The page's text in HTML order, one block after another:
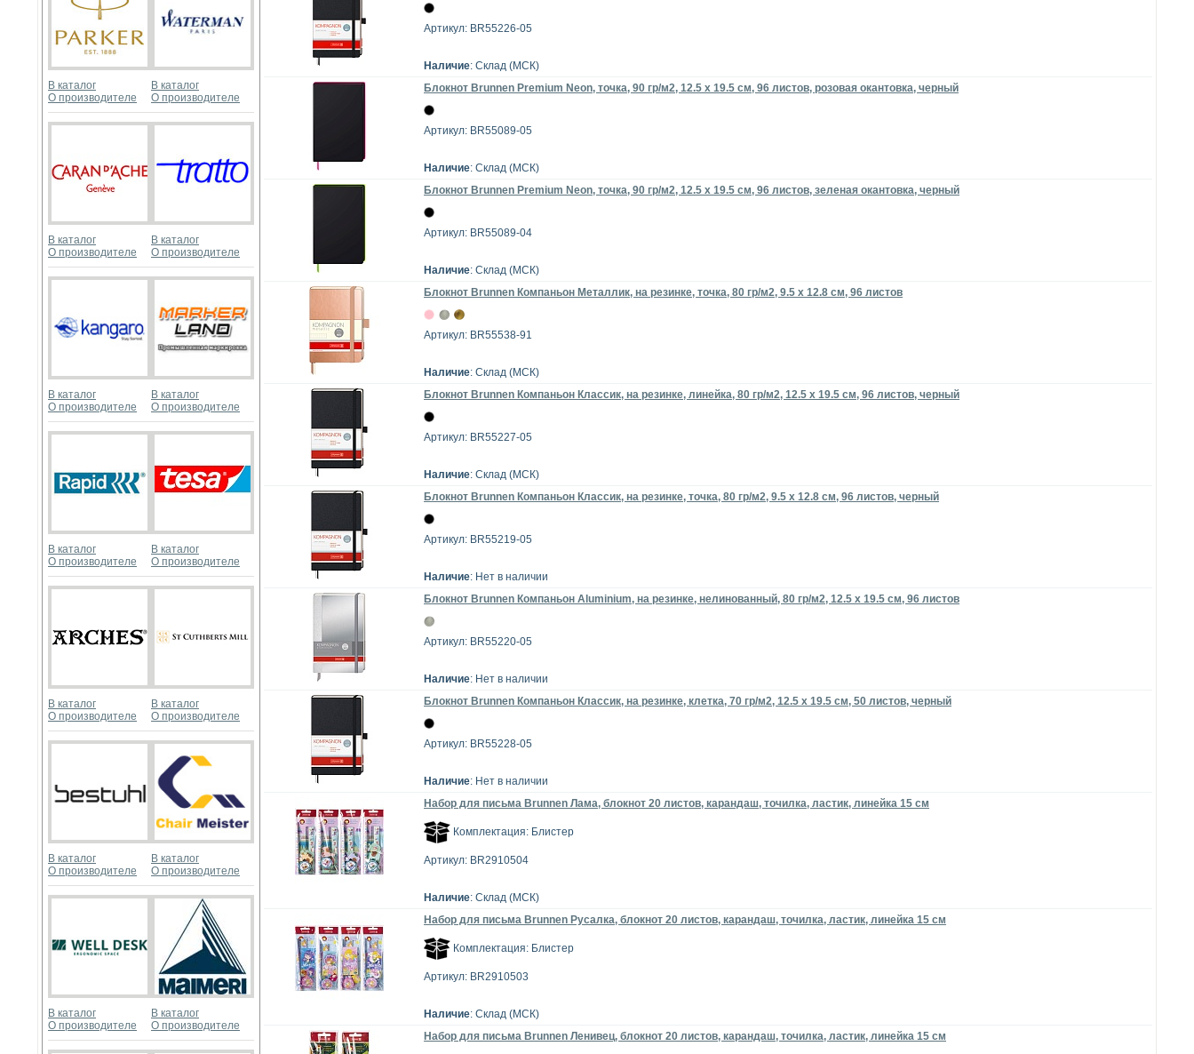
В каталог
О производителе
В каталог
О производителе
В каталог
О производителе
В каталог
О производителе
В каталог
О производителе
В каталог
О производителе
В каталог
О производителе
В каталог
О производителе
В каталог
О производителе
В каталог
О производителе
В каталог
О производителе
В каталог
О производителе
В каталог
О производителе
В каталог
О производителе
Артикул: BR55226-05
Наличие: Склад (МСК)
Блокнот Brunnen Premium Neon, точка, 90 гр/м2, 12.5 x 19.5 см, 96 листов, розовая окантовка, черный
Артикул: BR55089-05
Наличие: Склад (МСК)
Блокнот Brunnen Premium Neon, точка, 90 гр/м2, 12.5 x 19.5 см, 96 листов, зеленая окантовка, черный
Артикул: BR55089-04
Наличие: Склад (МСК)
Блокнот Brunnen Компаньон Металлик, на резинке, точка, 80 гр/м2, 9.5 х 12.8 см, 96 листов
Артикул: BR55538-91
Наличие: Склад (МСК)
Блокнот Brunnen Компаньон Классик, на резинке, линейка, 80 гр/м2, 12.5 х 19.5 см, 96 листов, черный
Артикул: BR55227-05
Наличие: Склад (МСК)
Блокнот Brunnen Компаньон Классик, на резинке, точка, 80 гр/м2, 9.5 х 12.8 см, 96 листов, черный
Артикул: BR55219-05
Наличие: Нет в наличии
Блокнот Brunnen Компаньон Aluminium, на резинке, нелинованный, 80 гр/м2, 12.5 х 19.5 см, 96 листов
Артикул: BR55220-05
Наличие: Нет в наличии
Блокнот Brunnen Компаньон Классик, на резинке, клетка, 70 гр/м2, 12.5 х 19.5 см, 50 листов, черный
Артикул: BR55228-05
Наличие: Нет в наличии
Набор для письма Brunnen Лама, блокнот 20 листов, карандаш, точилка, ластик, линейка 15 см
Комплектация: Блистер
Артикул: BR2910504
Наличие: Склад (МСК)
Набор для письма Brunnen Русалка, блокнот 20 листов, карандаш, точилка, ластик, линейка 15 см
Комплектация: Блистер
Артикул: BR2910503
Наличие: Склад (МСК)
Набор для письма Brunnen Ленивец, блокнот 20 листов, карандаш, точилка, ластик, линейка 15 см